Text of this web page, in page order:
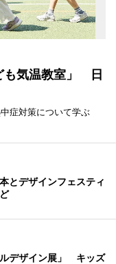
も気温教室」 日
症対策について学ぶ
とデザインフェスティ
デザイン展」 キッズ